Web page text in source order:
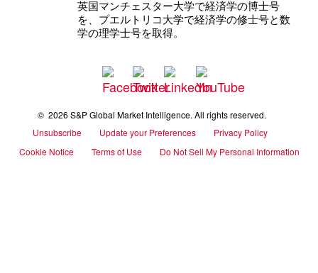
英国マンチェスター大学で経済学の博士号
を、プエルトリコ大学で経済学の修士号と数
学の理学士号を取得。
© 2026 S&P Global Market Intelligence. All rights reserved.
Unsubscribe
Update your Preferences
Privacy Policy
Cookie Notice
Terms of Use Do Not Sell My Personal Information